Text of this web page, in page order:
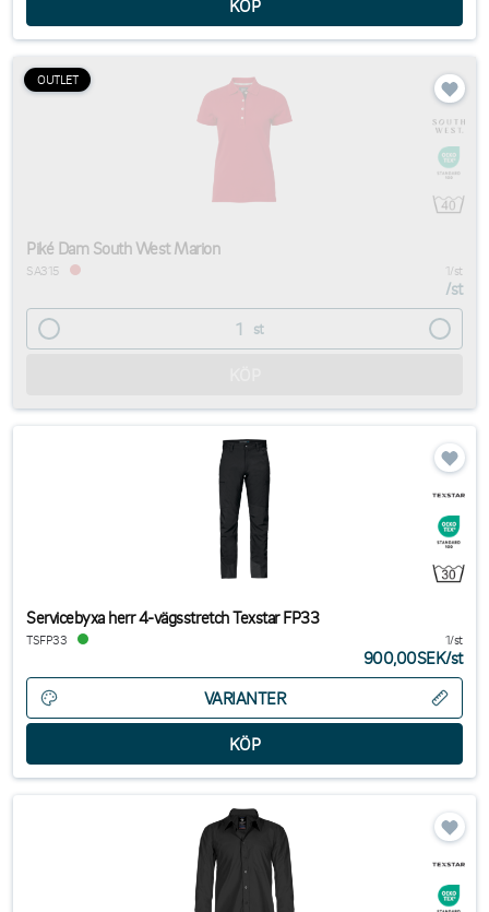
OUTLET
Piké Dam South West Marion
SA315 1/st
/st
st
Servicebyxa herr 4-vägsstretch Texstar FP33
TSFP33 1/st
900,00SEK/st
VARIANTER